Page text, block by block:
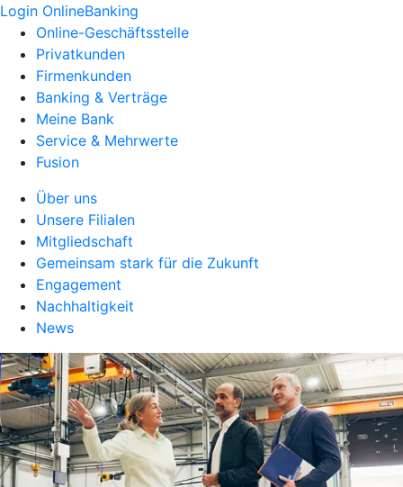
Login OnlineBanking
Online-Geschäftsstelle
Privatkunden
Firmenkunden
Banking & Verträge
Meine Bank
Service & Mehrwerte
Fusion
Über uns
Unsere Filialen
Mitgliedschaft
Gemeinsam stark für die Zukunft
Engagement
Nachhaltigkeit
News